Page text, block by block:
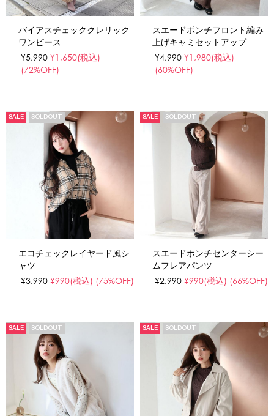
バイアスチェッククレリック
ワンピース
¥5,990 ¥1,650(税込)
(72%OFF)
スエードポンチフロント編み
上げキャミセットアップ
¥4,990 ¥1,980(税込)
(60%OFF)
SALE SOLDOUT
エコチェックレイヤード風シ
ャツ
¥3,990 ¥990(税込) (75%OFF)
SALE SOLDOUT
スエードポンチセンターシー
ムフレアパンツ
¥2,990 ¥990(税込) (66%OFF)
SALE SOLDOUT SALE SOLDOUT